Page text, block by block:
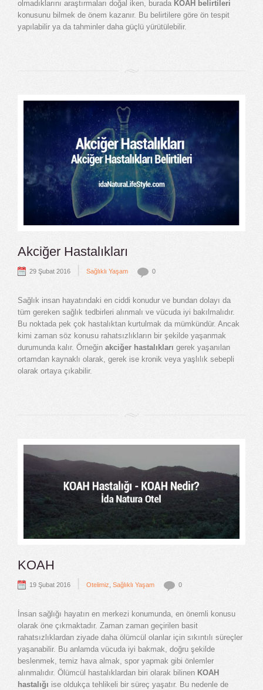
olmadıklarını araştırmaları doğal iken, burada KOAH belirtileri
konusunu bilmek de önem kazanır. Bu belirtilere göre ön tespit
yapılabilir ya da tahminler daha güçlü yürütülebilir.
Akciğer Hastalıkları
29 Şubat 2016 | Sağlıklı Yaşam 0
Sağlık insan hayatındaki en ciddi konudur ve bundan dolayı da
tüm gereken sağlık tedbirleri alınmalı ve vücuda iyi bakılmalıdır.
Bu noktada pek çok hastalıktan kurtulmak da mümkündür. Ancak
kimi zaman söz konusu rahatsızlıkların bir şekilde yaşanmak
durumunda kalır. Örneğin akciğer hastalıkları gerek yaşanılan
ortamdan kaynaklı olarak, gerek ise kronik veya yaşlılık sebepli
olarak ortaya çıkabilir.
KOAH
19 Şubat 2016 Otelimiz Sağlıklı Yaşam 0
İnsan sağlığı hayatın en merkezi konumunda, en önemli konusu
olarak öne çıkmaktadır. Zaman zaman geçirilen basit
rahatsızlıklardan ziyade daha ölümcül olanlar için sıkıntılı süreçler
yaşanabilir. Bu anlamda vücuda iyi bakmak, doğru şekilde
beslenmek, temiz hava almak, spor yapmak gibi önlemler
alınmalıdır. Ölümcül hastalıklardan biri olarak bilinen KOAH
hastalığı ise oldukça tehlikeli bir süreç yaşatır. Bu nedenle de